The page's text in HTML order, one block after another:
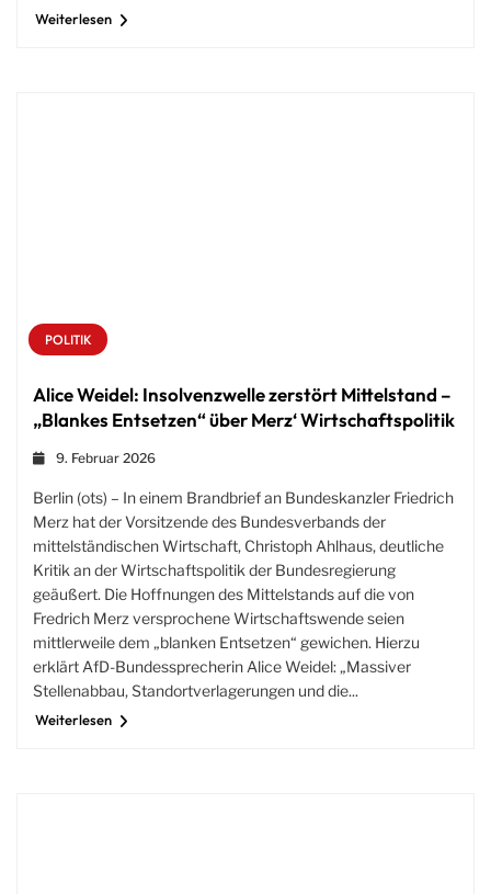
Weiterlesen
POLITIK
Alice Weidel: Insolvenzwelle zerstört Mittelstand –
„Blankes Entsetzen“ über Merz‘ Wirtschaftspolitik
9. Februar 2026
Berlin (ots) – In einem Brandbrief an Bundeskanzler Friedrich
Merz hat der Vorsitzende des Bundesverbands der
mittelständischen Wirtschaft, Christoph Ahlhaus, deutliche
Kritik an der Wirtschaftspolitik der Bundesregierung
geäußert. Die Hoffnungen des Mittelstands auf die von
Fredrich Merz versprochene Wirtschaftswende seien
mittlerweile dem „blanken Entsetzen“ gewichen. Hierzu
erklärt AfD-Bundessprecherin Alice Weidel: „Massiver
Stellenabbau, Standortverlagerungen und die...
Weiterlesen